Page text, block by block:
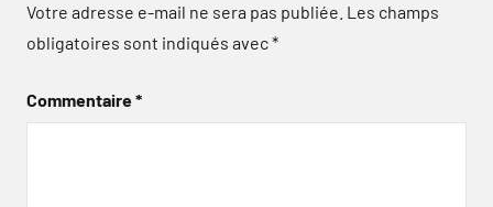
Votre adresse e-mail ne sera pas publiée. Les champs
obligatoires sont indiqués avec*
Commentaire*